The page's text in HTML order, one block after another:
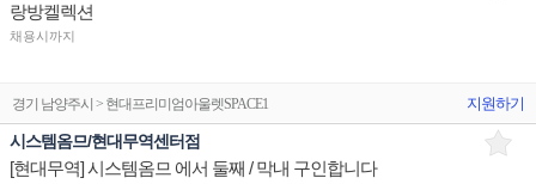
랑방켈렉션
채용시까지
경기 남양주시 > 현대프리미엄아울렛SPACE1 지원하기
시스템옴므/현대무역센터점
[현대무역] 시스템옴므 에서 둘째 / 막내 구인합니다